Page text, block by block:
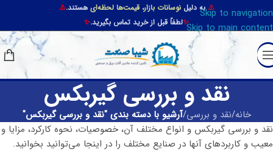
Skip to navigation
Skip to main content
⚠️به دلیل نوسانات بازار، قیمت‌ها لحظه‌ای هستند.⚠️
✨لطفاً قبل از خرید تماس بگیرید.✨
نقد و بررسی گیربکس
خانه/نقد و بررسی/آرشیو با دسته بندی "نقد و بررسی گیربکس"
نقد و بررسی گیربکس و انواع مختلف آن، خصوصیات، نحوه کارکرد، مزایا و
معیب و کاربردهای آنها در صنایع مختلف را در اینجا می‌توانید بخوانید.